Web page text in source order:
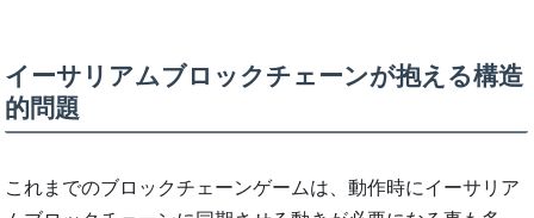
イーサリアムブロックチェーンが抱える構造
的問題
これまでのブロックチェーンゲームは、動作時にイーサリア